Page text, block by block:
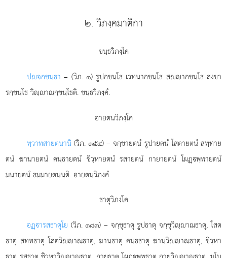
๒. วิภงฺคมาติกา
ขนฺธวิภงฺโค
ปฺจกฺขนฺธา – (วิภ. ๑) รูปกฺขนฺโธ เวทนากฺขนฺโธ สฺากฺขนฺโธ สงฺขา
รกฺขนฺโธ วิฺาณกฺขนฺโธติ. ขนฺธวิภงฺคํ.
อายตนวิภงฺโค
ทฺวาทสายตนานิ (วิภ. ๑๕๔) – จกฺขายตนํ รูปายตนํ โสตายตนํ สทฺทาย
ตนํ ฆานายตนํ คนฺธายตนํ ชิวฺหายตนํ รสายตนํ กายายตนํ โผฏฺพฺพายตนํ
มนายตนํ ธมฺมายตนนฺติ. อายตนวิภงฺคํ.
ธาตุวิภงฺโค
อฏฺารสธาตุโย (วิภ. ๑๘๓) – จกฺขุธาตุ รูปธาตุ จกฺขุวิฺาณธาตุ, โสต
ธาตุ สทฺทธาตุ โสตวิฺาณธาตุ, ฆานธาตุ คนฺธธาตุ ฆานวิฺาณธาตุ, ชิวฺหา